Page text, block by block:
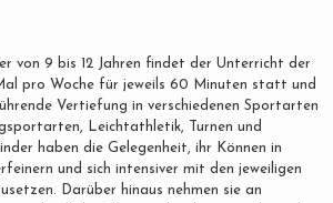
von 9 bis 12 Jahren findet der Unterricht der
pro Woche für jeweils 60 Minuten statt und
Vertiefung in verschiedenen Sportarten
Leichtathletik, Turnen und
haben die Gelegenheit, ihr Können in
und sich intensiver mit den jeweiligen
Darüber hinaus nehmen sie an